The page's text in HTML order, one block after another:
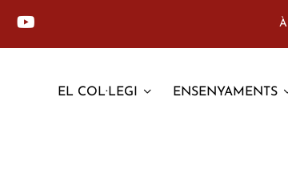
EL COL·LEGI ENSENYAMENTS